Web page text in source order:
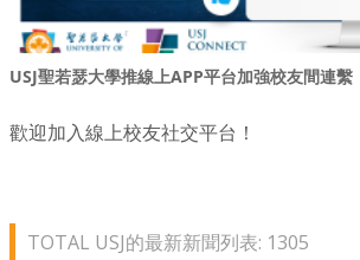
USJ聖若瑟大學推線上APP平台加強校友間連繫
歡迎加入線上校友社交平台！
TOTAL USJ的最新新聞列表: 1305